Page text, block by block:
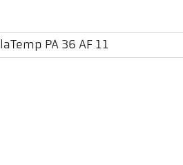
PA 36 AF 11
m - ∞